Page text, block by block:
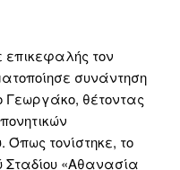
επικεφαλής τον
συνάντηση
Γεωργάκο, θέτοντας
τονίστηκε, το
Σταδίου «Αθανασία